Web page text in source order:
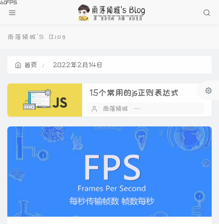
雨落倾城'S Blog
首页 2022年2月14日
15个常用的js正则表达式
雨落倾城